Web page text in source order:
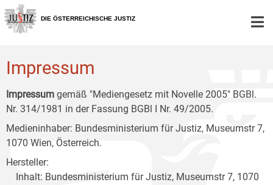
Zur
Hauptnavigation
[1]
Zum
Inhalt
[2]
Zum
Untermenü
[3]
DIE ÖSTERREICHISCHE JUSTIZ
Impressum
Impressum gemäß "Mediengesetz mit Novelle 2005" BGBl.
Nr. 314/1981 in der Fassung BGBl I Nr. 49/2005.
Medieninhaber: Bundesministerium für Justiz, Museumstr 7,
1070 Wien, Österreich.
Hersteller:
Inhalt: Bundesministerium für Justiz, Museumstr 7, 1070